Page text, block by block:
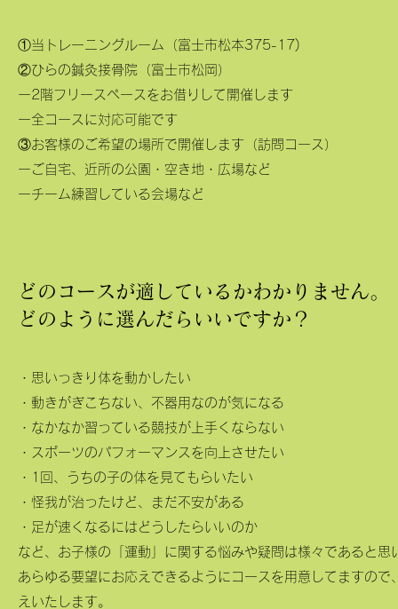
​①当トレーニングルーム（富士市松本375-17)
②ひらの鍼灸接骨院（富士市松岡）
ー2階フリースペースをお借りして開催します
ー全コースに対応可能です
③お客様のご希望の場所で開催します（訪問コース）
ーご自宅、近所の公園・空き地・広場など
ーチーム練習している会場など
どのコースが適しているかわかりません。
どのように選んだらいいですか？
・思いっきり体を動かしたい
・動きがぎこちない、不器用なのが気になる
・なかなか習っている競技が上手くならない
・スポーツのパフォーマンスを向上させたい
・1回、うちの子の体を見てもらいたい
・怪我が治ったけど、まだ不安がある
・足が速くなるにはどうしたらいいのか
など、お子様の「運動」に関する悩みや疑問は様々であると思
あらゆる要望にお応えできるようにコースを用意してますの
えいたします。